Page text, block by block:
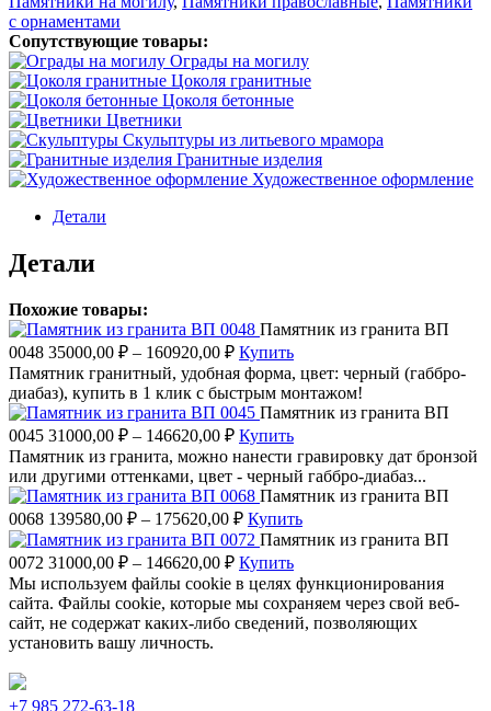
с орнаментами
Сопутствующие товары:
Ограды на могилу
Цоколя гранитные
Цоколя бетонные
Цветники
Скульптуры из литьевого мрамора
Гранитные изделия
Художественное оформление
Детали
Детали
Похожие товары:
Памятник из гранита ВП
0048 35000,00 ₽ – 160920,00 ₽ Купить
Памятник гранитный, удобная форма, цвет: черный (габбро-
диабаз), купить в 1 клик с быстрым монтажом!
Памятник из гранита ВП
0045 31000,00 ₽ – 146620,00 ₽ Купить
Памятник из гранита, можно нанести гравировку дат бронзой
или другими оттенками, цвет - черный габбро-диабаз...
Памятник из гранита ВП
0068 139580,00 ₽ – 175620,00 ₽ Купить
Памятник из гранита ВП
0072 31000,00 ₽ – 146620,00 ₽ Купить
Мы используем файлы cookie в целях функционирования
сайта. Файлы cookie, которые мы сохраняем через свой веб-
сайт, не содержат каких-либо сведений, позволяющих
установить вашу личность.
+7 985 272-63-18